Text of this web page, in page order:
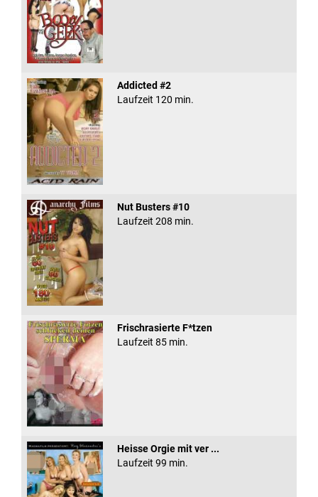
Addicted #2
Laufzeit 120 min.
Nut Busters #10
Laufzeit 208 min.
Frischrasierte F*tzen
Laufzeit 85 min.
Heisse Orgie mit ver ...
Laufzeit 99 min.